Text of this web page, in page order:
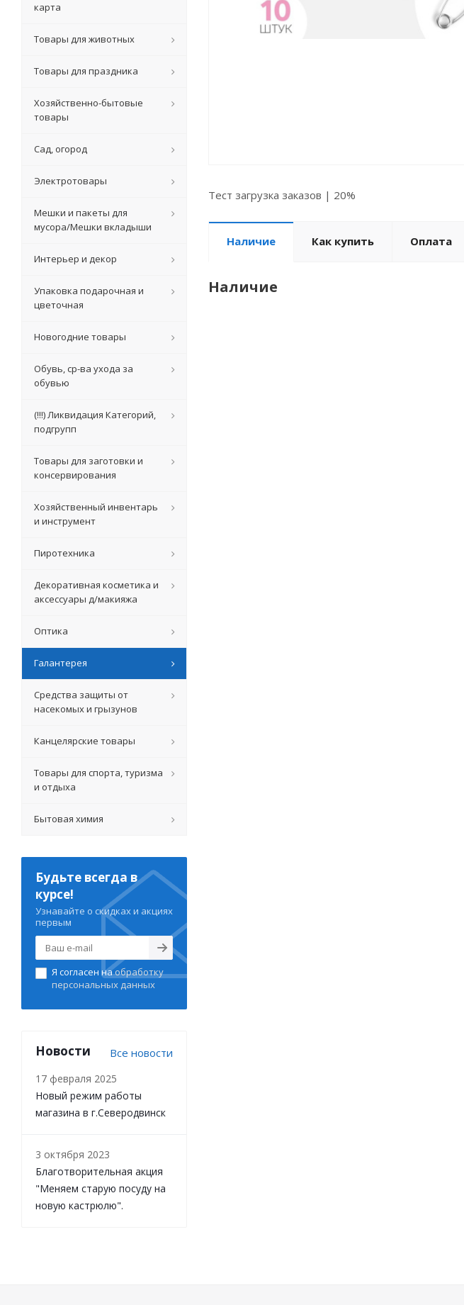
Тест загрузка заказов | 20%
Наличие Как купить Оплата
Наличие
карта
Товары для животных
Товары для праздника
Хозяйственно-бытовые
товары
Сад, огород
Электротовары
Мешки и пакеты для
мусора/Мешки вкладыши
Интерьер и декор
Упаковка подарочная и
цветочная
Новогодние товары
Обувь, ср-ва ухода за
обувью
(!!!) Ликвидация Категорий,
подгрупп
Товары для заготовки и
консервирования
Хозяйственный инвентарь
и инструмент
Пиротехника
Декоративная косметика и
аксессуары д/макияжа
Оптика
Галантерея
Средства защиты от
насекомых и грызунов
Канцелярские товары
Товары для спорта, туризма
и отдыха
Бытовая химия
Будьте всегда в
курсе!
Узнавайте о скидках и акциях
первым
Я согласен наобработку
персональных данных
Новости Все новости
17 февраля 2025
Новый режим работы
магазина в г.Северодвинск
3 октября 2023
Благотворительная акция
"Меняем старую посуду на
новую кастрюлю".